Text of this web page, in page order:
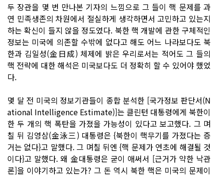
두 장관을 몇 번 만나본 기자의 느낌으로 그 들이 핵 문제를 과
연 민족생존의 차원에서 절실하게 생각하면서 고민하고 있는지
하는 확신이 들지 않을 정도였다. 북한 핵 개발에 관한 구체적인
정보는 미국에 의존할 수밖에 없다고 해도 어느 나라보다도 북
한과 김일성(金日成) 체제에 밝은 우리로서는 적어도 그 들의
핵 전략에 대한 해석은 미국보다도 더 정확히 할 수 있어야 했었
다.
몇 달 전 미국의 정보기관들이 종합 분석한 [국가정보 판단서(N
ational Intelligence Estimate)]는 클린턴 대통령에게 북한이
한 두 개의 핵 폭탄을 가졌을 가능성이 있다고 보고했다. 그 며
칠 뒤 김영삼(金泳三) 대통령은 {북한이 핵무기를 가졌다는 증
거는 없다}고 말했다. 그 며칠 뒤엔 {핵 문제가 연초에 해결될 것
이다}고 말했다. 왜 金대통령은 굳이 애써서 [근거가 약한 낙관
론]을 이야기하고 있는가? 그 돈 역시 북한 핵은 미국의 문제이